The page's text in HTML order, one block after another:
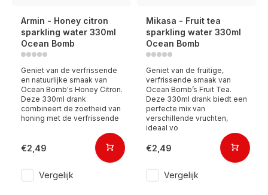
Armin - Honey citron
sparkling water 330ml
Ocean Bomb
Geniet van de verfrissende
en natuurlijke smaak van
Ocean Bomb's Honey Citron.
Deze 330ml drank
combineert de zoetheid van
honing met de verfrissende
€2,49
Vergelijk
Mikasa - Fruit tea
sparkling water 330ml
Ocean Bomb
Geniet van de fruitige,
verfrissende smaak van
Ocean Bomb’s Fruit Tea.
Deze 330ml drank biedt een
perfecte mix van
verschillende vruchten,
ideaal vo
€2,49
Vergelijk